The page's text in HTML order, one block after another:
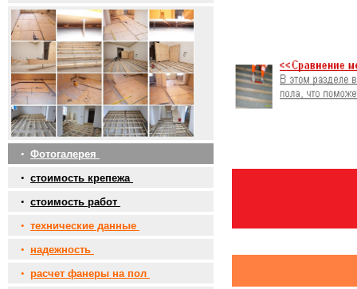
• Фотогалерея
• стоимость крепежа
• стоимость работ
• технические данные
• надежность
• расчет фанеры на пол